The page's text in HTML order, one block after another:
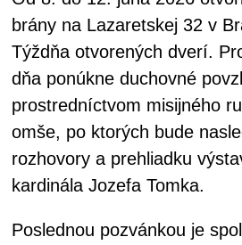
brány na Lazaretskej 32 v
Týždňa otvorených dverí.
dňa ponúkne duchovné
prostredníctvom misijného
omše, po ktorých bude
rozhovory a prehliadku
kardinála Jozefa Tomka.
Poslednou pozvánkou je